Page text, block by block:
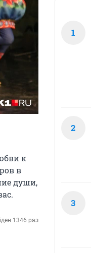
к
в
души,
1346 раз
1
2
3